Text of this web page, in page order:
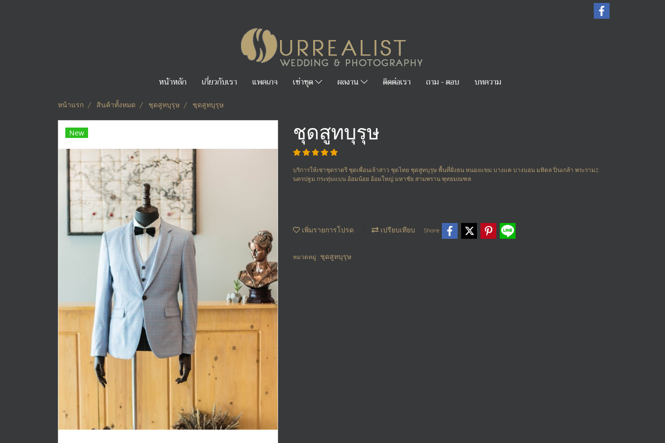
หน้าหลัก เกี่ยวกับเรา แพคเกจ เช่าชุด ผลงาน ติดต่อเรา ถาม - ตอบ บทความ
หน้าแรก สินค้าทั้งหมด ชุดสูทบุรุษ ชุดสูทบุรุษ
New ชุดสูทบุรุษ
บริการให้เช่าชุดราตรี ชุดเพื่อนเจ้าสาว ชุดไทย ชุดสูทบุรุษ พื้นที่ฝั่งธน หนองแขม บางแค บางบอน มหิดล ปิ่นเกล้า พระราม2
นครปฐม กระทุ่มแบน อ้อมน้อย อ้อมใหญ่ มหาชัย สามพราน พุทธมณฑล
เพิ่มรายการโปรด เปรียบเทียบ Share
หมวดหมู่ : ชุดสูทบุรุษ